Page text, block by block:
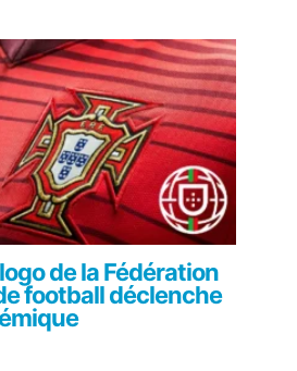
de la Fédération
football déclenche